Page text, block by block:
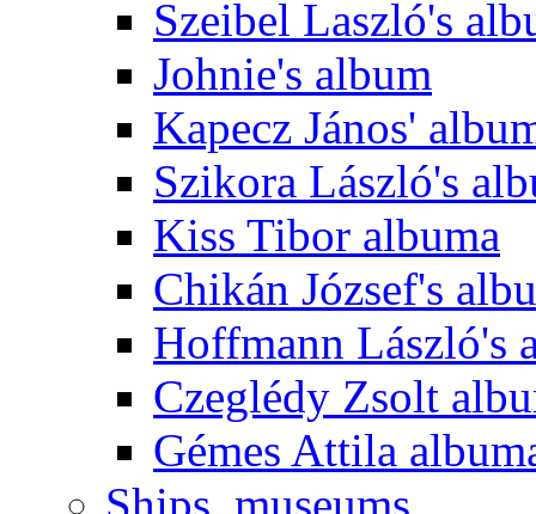
Szeibel Laszló's
Johnie's album
Kapecz János'
Szikora László's
Kiss Tibor albuma
Chikán József's
Hoffmann László's
Czeglédy Zsolt
Gémes Attila
Ships, museums